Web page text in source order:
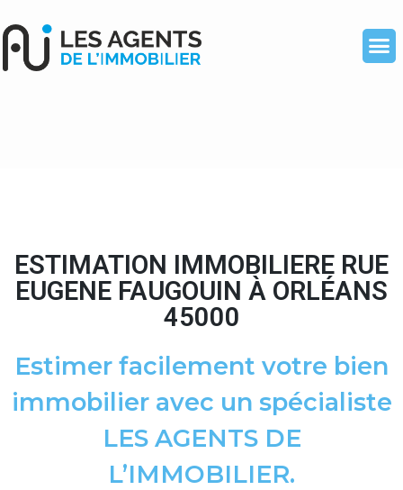
ESTIMATION IMMOBILIERE RUE
EUGENE FAUGOUIN À ORLÉANS
45000
Estimer facilement votre bien
immobilier avec un spécialiste
LES AGENTS DE
L’IMMOBILIER.